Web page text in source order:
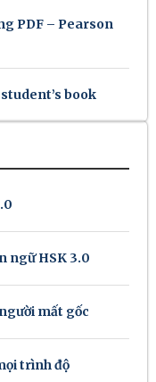
PDF – Pearson
book
ngữ HSK 3.0
mất gốc
trình độ